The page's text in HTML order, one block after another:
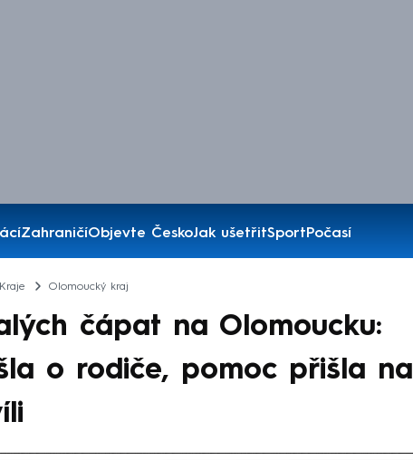
ZahraničíObjevte ČeskoJak ušetřitSportPočasí
Kraje Olomoucký kraj
čápat na Olomoucku:
o rodiče, pomoc přišla na